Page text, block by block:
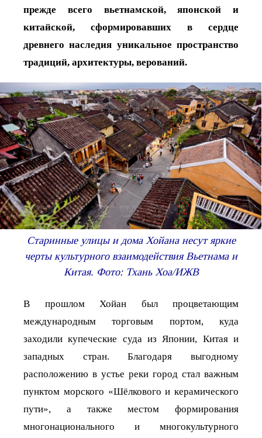
прежде всего вьетнамской, японской и
китайской, сформировавших в сердце
древнего наследия уникальное пространство
традиций, архитектуры, верований.
Старинные улицы и дома Хойана несут яркие
черты культурного взаимодействия Вьетнама и
Китая. Фото: Тхань Хоа/ИЖВ
В прошлом Хойан был процветающим
международным торговым портом, куда
заходили купеческие суда из Японии, Китая и
западных стран. Благодаря выгодному
расположению в устье реки город стал важным
пунктом морского «Шёлкового и керамического
пути», а также местом формирования
многонационального и многокультурного